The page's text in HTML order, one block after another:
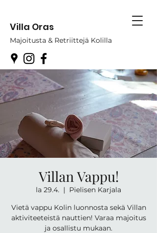
Villa Oras
Majoitusta & Retriittejä Kolilla
Villan Vappu!
la 29.4.
  |
Pielisen Karjala
Vietä vappu Kolin luonnosta sekä Villan
aktiviteeteistä nauttien! Varaa majoitus
ja osallistu mukaan.